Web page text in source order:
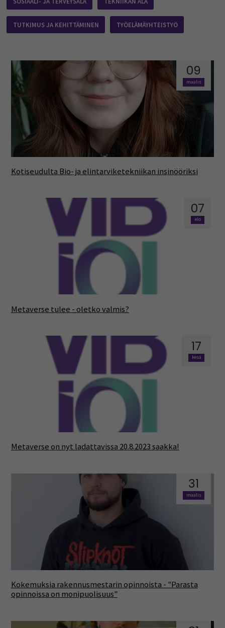
TUTKIMUS JA KEHITTÄMINEN TYÖELÄMÄYHTEISTYÖ
09
maalis
Kotiseudulta Bio- ja elintarviketekniikan insinööriksi
07
elo
Metaverse tulee - oletko valmis?
17
kesä
Metaverse on nyt ladattavissa 20.8.2023 saakka!
31
maalis
Kokemuksia rakennusmestarin opinnoista - "Parasta
opinnoissa on monipuolisuus"